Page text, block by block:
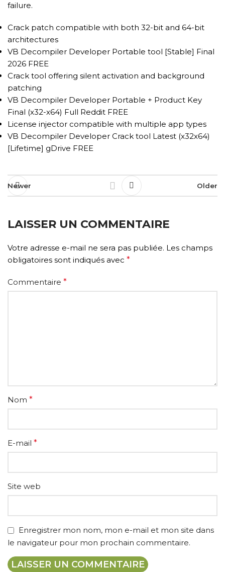
failure.
Crack patch compatible with both 32-bit and 64-bit
architectures
VB Decompiler Developer Portable tool [Stable] Final
2026 FREE
Crack tool offering silent activation and background
patching
VB Decompiler Developer Portable + Product Key
Final (x32-x64) Full Reddit FREE
License injector compatible with multiple app types
VB Decompiler Developer Crack tool Latest (x32x64)
[Lifetime] gDrive FREE
Newer Older
LAISSER UN COMMENTAIRE
Votre adresse e-mail ne sera pas publiée. Les champs
obligatoires sont indiqués avec *
Commentaire *
Nom *
E-mail *
Site web
Enregistrer mon nom, mon e-mail et mon site dans
le navigateur pour mon prochain commentaire.